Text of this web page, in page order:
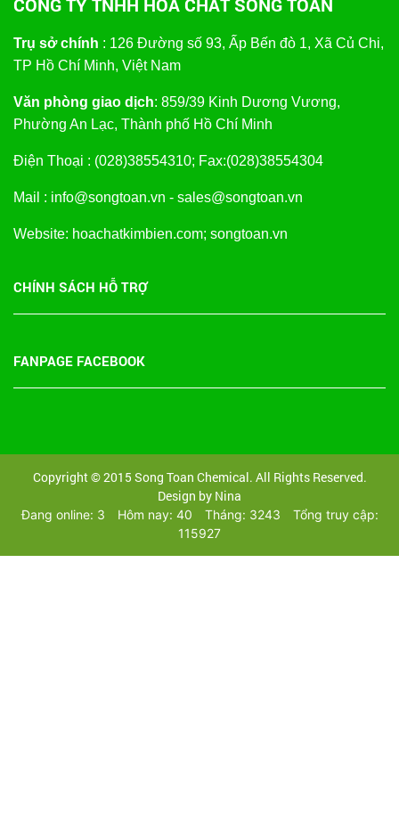
Trụ sở chính : 126 Đường số 93, Ấp Bến đò 1, Xã Củ Chi,
TP Hồ Chí Minh, Việt Nam
Văn phòng giao dịch: 859/39 Kinh Dương Vương,
Phường An Lạc, Thành phố Hồ Chí Minh
Điện Thoại : (028)38554310; Fax:(028)38554304
Mail : info@songtoan.vn - sales@songtoan.vn
Website: hoachatkimbien.com; songtoan.vn
CHÍNH SÁCH HỖ TRỢ
FANPAGE FACEBOOK
Copyright © 2015 Song Toan Chemical. All Rights Reserved.
Design by Nina
Đang online: 3 Hôm nay: 40 Tháng: 3243
Tổng truy cập:
115927